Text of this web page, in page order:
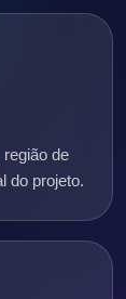
de
do projeto.